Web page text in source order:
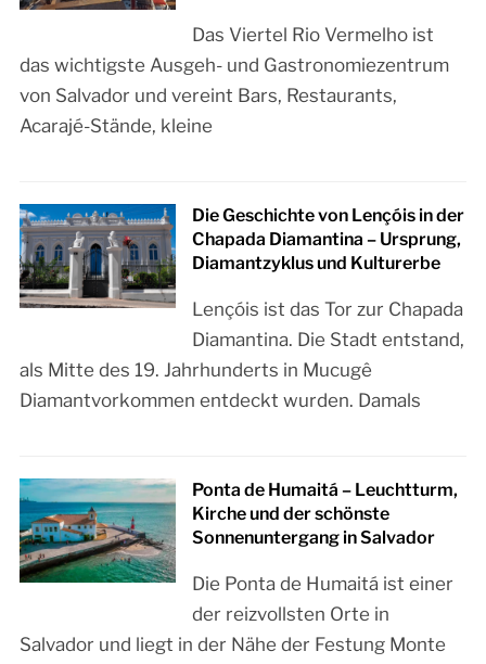
Das Viertel Rio Vermelho ist
das wichtigste Ausgeh- und Gastronomiezentrum
von Salvador und vereint Bars, Restaurants,
Acarajé-Stände, kleine
Die Geschichte von Lençóis in der
Chapada Diamantina – Ursprung,
Diamantzyklus und Kulturerbe
Lençóis ist das Tor zur Chapada
Diamantina. Die Stadt entstand,
als Mitte des 19. Jahrhunderts in Mucugê
Diamantvorkommen entdeckt wurden. Damals
Ponta de Humaitá – Leuchtturm,
Kirche und der schönste
Sonnenuntergang in Salvador
Die Ponta de Humaitá ist einer
der reizvollsten Orte in
Salvador und liegt in der Nähe der Festung Monte